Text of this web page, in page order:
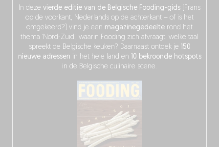
In deze vierde editie van de Belgische Fooding-gids (Frans
op de voorkant, Nederlands op de achterkant – of is het
omgekeerd?) vind je een magazinegedeelte rond het
thema ‘Nord-Zuid’, waarin Fooding zich afvraagt: welke taal
spreekt de Belgische keuken? Daarnaast ontdek je 150
nieuwe adressen in het hele land en 10 bekroonde hotspots
in de Belgische culinaire scene.